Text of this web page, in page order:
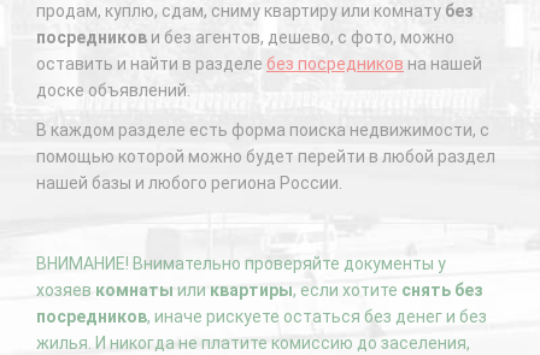
продам, куплю, сдам, сниму квартиру или комнату без
посредников и без агентов, дешево, с фото, можно
оставить и найти в разделе без посредников на нашей
доске объявлений.
В каждом разделе есть форма поиска недвижимости, с
помощью которой можно будет перейти в любой раздел
нашей базы и любого региона России.
ВНИМАНИЕ! Внимательно проверяйте документы у
хозяев комнаты или квартиры, если хотите снять без
посредников, иначе рискуете остаться без денег и без
жилья. И никогда не платите комиссию до заселения,